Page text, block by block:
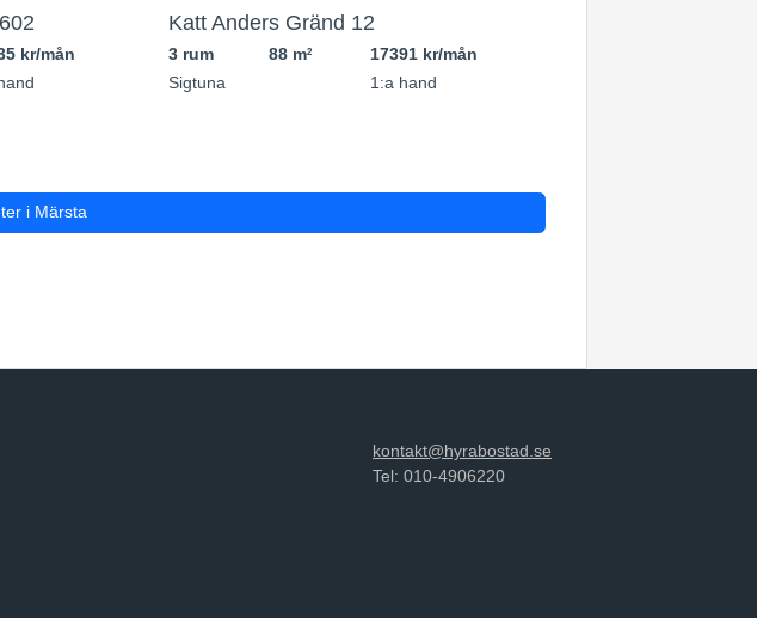
kr/mån
Katt Anders Gränd 12
3 rum 88 m2
17391 kr/mån
Sigtuna
1:a hand
i Märsta
kontakt@hyrabostad.se
Tel: 010-4906220